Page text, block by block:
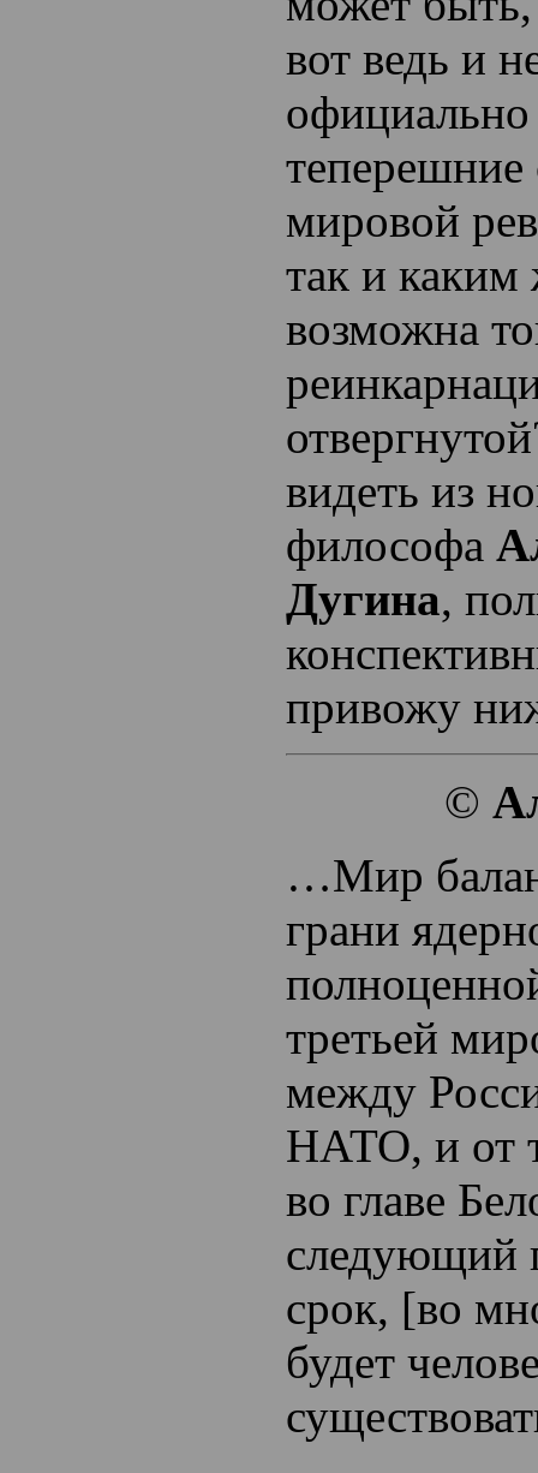
вот ведь и
теперешние
мировой
так и каким
возможна
видеть из
философа
Дугина,
привожу
©
…Мир
грани
третьей
между
НАТО, и от
во главе
следующий
срок, [во
будет